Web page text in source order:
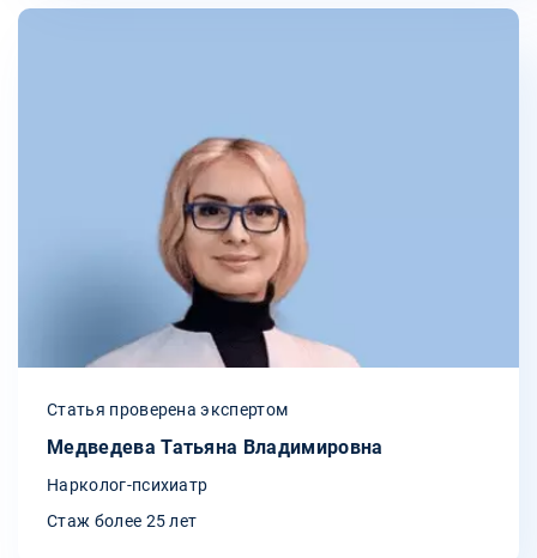
Статья проверена экспертом
Медведева Татьяна Владимировна
Нарколог-психиатр
Стаж более 25 лет